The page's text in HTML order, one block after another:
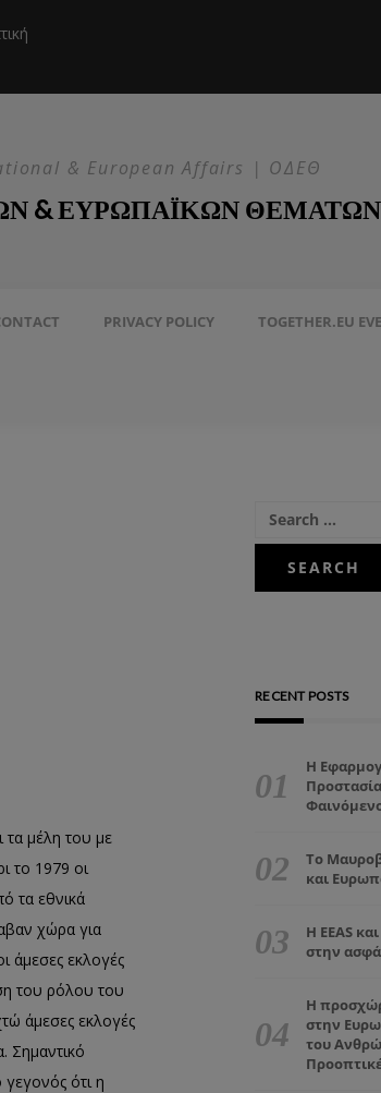
Η EEAS και η Επιχείρηση
& European Affairs | ΟΔΕΘ
& ΕΥΡΩΠΑΪΚΩΝ ΘΕΜΑΤΩΝ
PRIVACY POLICY TOGETHER.EU
τα μέλη του με
το 1979 οι
τα εθνικά
χώρα για
άμεσες εκλογές
του ρόλου του
άμεσες εκλογές
Σημαντικό
γεγονός ότι η
RECENT POSTS
Η
Το
και
Η EEAS
στην
Η
στην
του